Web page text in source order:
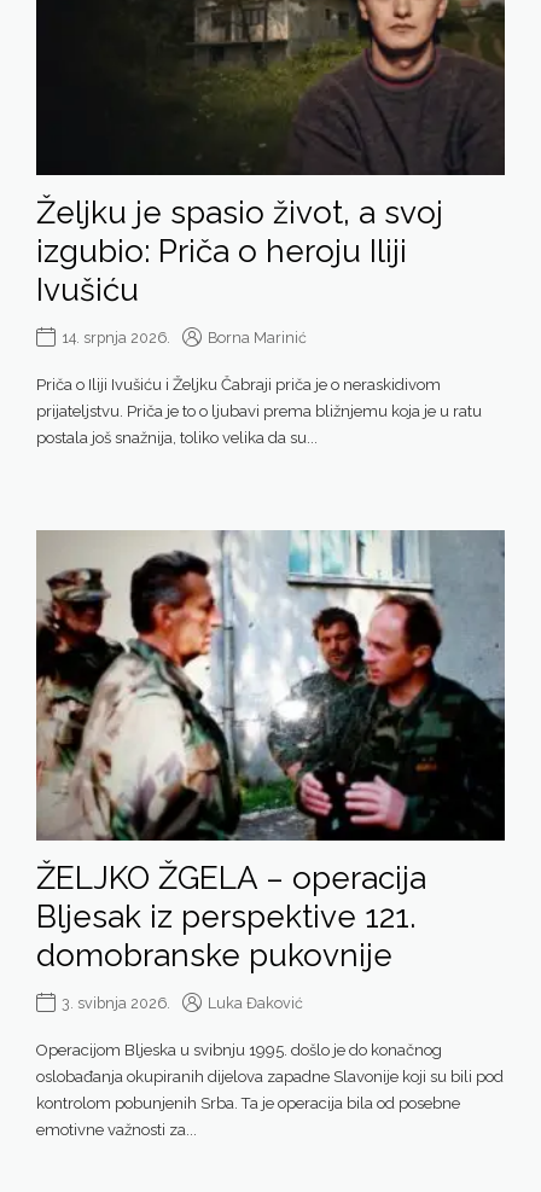
Željku je spasio život, a svoj
izgubio: Priča o heroju Iliji
Ivušiću
14. srpnja 2026. Borna Marinić
Priča o Iliji Ivušiću i Željku Čabraji priča je o neraskidivom
prijateljstvu. Priča je to o ljubavi prema bližnjemu koja je u ratu
postala još snažnija, toliko velika da su...
ŽELJKO ŽGELA – operacija
Bljesak iz perspektive 121.
domobranske pukovnije
3. svibnja 2026. Luka Đaković
Operacijom Bljeska u svibnju 1995. došlo je do konačnog
oslobađanja okupiranih dijelova zapadne Slavonije koji su bili pod
kontrolom pobunjenih Srba. Ta je operacija bila od posebne
emotivne važnosti za...